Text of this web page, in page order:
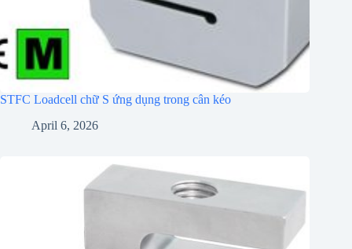
STFC Loadcell chữ S ứng dụng trong cân kéo
April 6, 2026